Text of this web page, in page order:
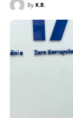
By K.B.